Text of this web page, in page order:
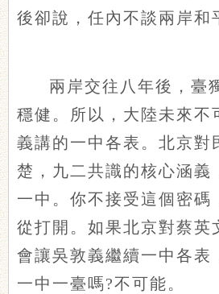
後卻說，任內不談兩岸和
兩岸交往八年後，臺
穩健。所以，大陸未來不
義講的一中各表。北京對
楚，九二共識的核心涵義
一中。你不接受這個密碼
從打開。如果北京對蔡英
會讓吳敦義繼續一中各表
一中一臺嗎?不可能。